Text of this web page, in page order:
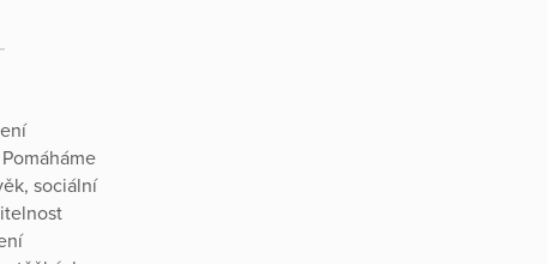
sociální